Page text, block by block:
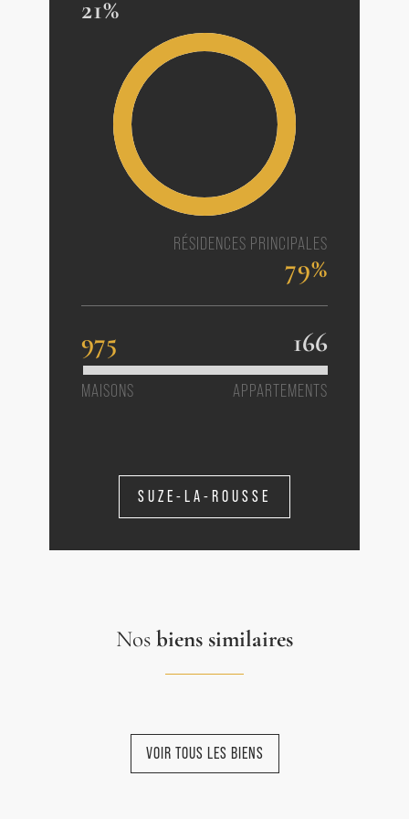
21%
RÉSIDENCES PRINCIPALES
79%
975 166
MAISONS APPARTEMENTS
SUZE-LA-ROUSSE
Nos biens similaires
VOIR TOUS LES BIENS